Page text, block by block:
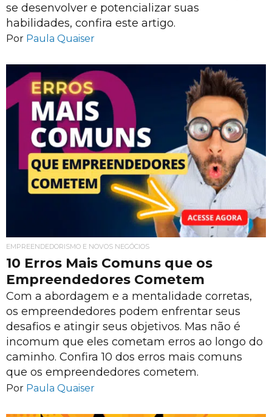
se desenvolver e potencializar suas
habilidades, confira este artigo.
Por Paula Quaiser
EMPREENDEDORISMO E NOVOS NEGÓCIOS
10 Erros Mais Comuns que os
Empreendedores Cometem
Com a abordagem e a mentalidade corretas,
os empreendedores podem enfrentar seus
desafios e atingir seus objetivos. Mas não é
incomum que eles cometam erros ao longo do
caminho. Confira 10 dos erros mais comuns
que os empreendedores cometem.
Por Paula Quaiser